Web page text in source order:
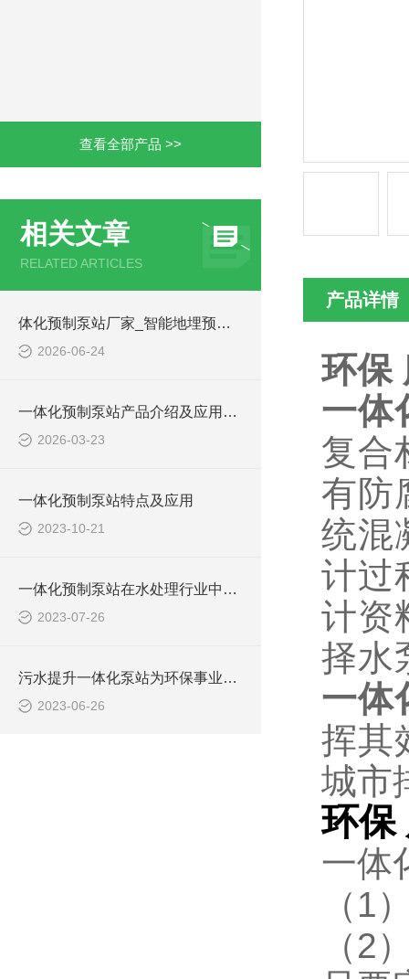
查看全部产品 >>
相关文章
RELATED ARTICLES
体化预制泵站厂家_智能地埋预制泵站-凌科环保
2026-06-24
一体化预制泵站产品介绍及应用范围
2026-03-23
一体化预制泵站特点及应用
2023-10-21
一体化预制泵站在水处理行业中的应用
2023-07-26
污水提升一体化泵站为环保事业做出了哪些贡献？
2023-06-26
产品详情
环保
一体
复合
有防
统混
计过
计资
择水
一体
挥其
城市
环保
一体
（1
（2